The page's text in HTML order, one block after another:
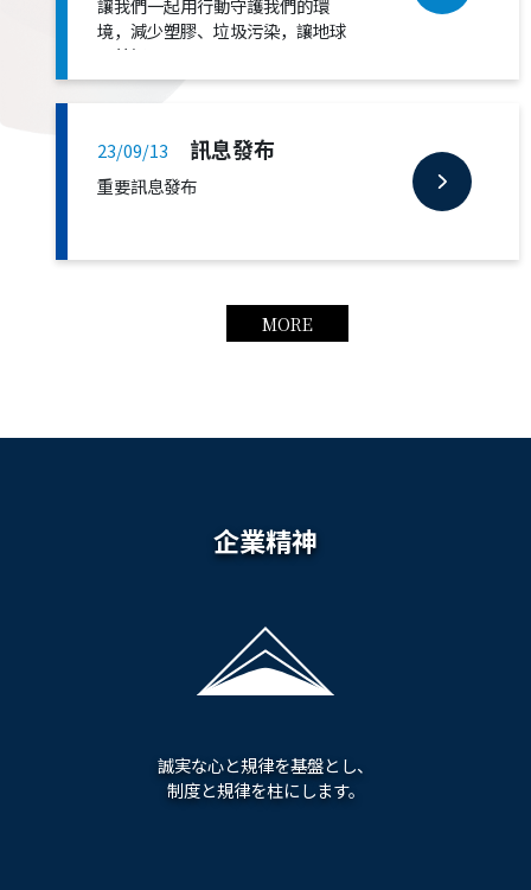
讓我們一起用行動守護我們的環
境，減少塑膠、垃圾污染，讓地球
更美好！
23/09/13 訊息發布
重要訊息發布
MORE
企業精神
誠実な心と規律を基盤とし、
制度と規律を柱にします。